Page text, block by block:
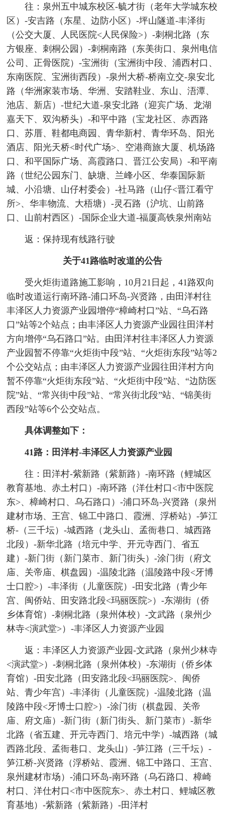
往：泉州五中城东校区-毓才街（老年大学城东校
区）-安吉路（东星、边防小区）-坪山隧道-丰泽街
（公交大厦、人民医院<人民保险>）-刺桐北路（东
方银座、刺桐公园）-刺桐南路（东美街口、泉州电信
公司、正骨医院）-宝洲街（宝洲街中段、浦西村口、
东南医院、宝洲街西段）-泉州大桥-桥南立交-泉安北
路（华洲家装市场、华洲、安踏鞋业、东山、浯潭、
池店、新店）-世纪大道-泉安北路（迎宾广场、龙湖
嘉天下、双沟桥头）-和平中路（宝龙社区、赤西路
口、苏厝、鞋都电商园、青华新村、青华环岛、阳光
酒店、阳光天桥<时代广场>、空港商旅大厦、机场路
口、和平国际广场、高霞路口、晋江公安局）-和平南
路（世纪公园东门、缺塘、兰峰小区、华泰国际新
城、小沿塘、山仔村委会）-社马路（山仔<晋江看守
所>、华丰物流、大梧塘）-灵石路（沪坑、山前路
口、山前村西区）-国际企业大道-福厦高铁泉州南站
返：保持现有线路行驶
关于41路临时改道的公告
受火炬街道路施工影响，10月21日起，41路双向
临时改道运行南环路-浦口环岛-兴贤路，由田洋村往
丰泽区人力资源产业园增停“樟崎村口”站、“乌石路
口”站等2个站点；由丰泽区人力资源产业园往田洋村
方向增停“乌石路口”站。由田洋村往丰泽区人力资源
产业园暂不停靠“火炬街中段”站、“火炬街东段”站等2
个公交站点；由丰泽区人力资源产业园往田洋村方向
暂不停靠“火炬街东段”站、“火炬街中段”站、“边防医
院”站、“常兴街中段”站、“常兴街北段”站、“锦美街
西段”站等6个公交站点。
具体调整如下：
41路：田洋村-丰泽区人力资源产业园
往：田洋村-紫新路（紫新路）-南环路（鲤城区
教育基地、赤土村口）-南环路（洋仕村口<市中医院
东>、樟崎村口、乌石路口）-浦口环岛-兴贤路（泉州
建材市场、王宫、锦工中路口、霞洲、浮桥站）-笋江
桥-（三千坛）-城西路（龙头山、孟衙巷口、城西路
北段）-新华北路（培元中学、开元寺西门、省五
建）-新门街（新门菜市、新门街头）-涂门街（府文
庙、关帝庙、棋盘园）-温陵北路（温陵路中段<牙博
士口腔>）-丰泽街（儿童医院）-田安北路（青少年
宫、闽侨站、田安路北段<玛丽医院>）-东湖街（侨
乡体育馆）-刺桐北路（泉州体校）-文武路（泉州少
林寺<演武堂>）-丰泽区人力资源产业园
返：丰泽区人力资源产业园-文武路（泉州少林寺
<演武堂>）-刺桐北路（泉州体校）-东湖街（侨乡体
育馆）-田安北路（田安路北段<玛丽医院>、闽侨
站、青少年宫）-丰泽街（儿童医院）-温陵北路（温
陵路中段<牙博士口腔>）-涂门街（棋盘园、关帝
庙、府文庙）-新门街（新门街头、新门菜市）-新华
北路（省五建、开元寺西门、培元中学）-城西路（城
西路北段、孟衙巷口、龙头山）-笋江路（三千坛）-
笋江桥-兴贤路（浮桥站、霞洲、锦工中路口、王宫、
泉州建材市场）-浦口环岛-南环路（乌石路口、樟崎
村口、洋仕村口<市中医院东>、赤土村口、鲤城区教
育基地）-紫新路（紫新路）-田洋村